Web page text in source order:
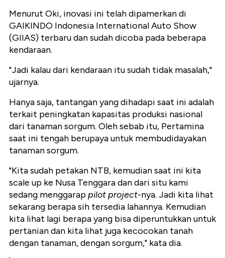
Menurut Oki, inovasi ini telah dipamerkan di
GAIKINDO Indonesia International Auto Show
(GIIAS) terbaru dan sudah dicoba pada beberapa
kendaraan.
"Jadi kalau dari kendaraan itu sudah tidak masalah,"
ujarnya.
Hanya saja, tantangan yang dihadapi saat ini adalah
terkait peningkatan kapasitas produksi nasional
dari tanaman sorgum. Oleh sebab itu, Pertamina
saat ini tengah berupaya untuk membudidayakan
tanaman sorgum.
"Kita sudah petakan NTB, kemudian saat ini kita
scale up ke Nusa Tenggara dan dari situ kami
sedang menggarappilot project-nya. Jadi kita lihat
sekarang berapa sih tersedia lahannya. Kemudian
kita lihat lagi berapa yang bisa diperuntukkan untuk
pertanian dan kita lihat juga kecocokan tanah
dengan tanaman, dengan sorgum," kata dia.